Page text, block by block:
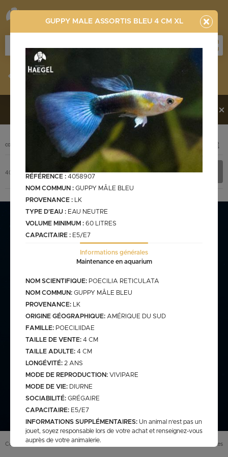
GUPPY MALE ASSORTIS BLEU 4 CM XL
RÉFÉRENCE : 4058907
NOM COMMUN : GUPPY MÂLE BLEU
PROVENANCE : LK
TYPE D'EAU : EAU NEUTRE
VOLUME MINIMUM : 60 LITRES
CAPACITAIRE : E5/E7
Informations générales
Maintenance en aquarium
NOM SCIENTIFIQUE: POECILIA RETICULATA
NOM COMMUN: GUPPY MÂLE BLEU
PROVENANCE: LK
ORIGINE GÉOGRAPHIQUE: AMÉRIQUE DU SUD
FAMILLE: POECILIIDAE
TAILLE DE VENTE: 4 CM
TAILLE ADULTE: 4 CM
LONGÉVITÉ: 2 ANS
MODE DE REPRODUCTION: VIVIPARE
MODE DE VIE: DIURNE
SOCIABILITÉ: GRÉGAIRE
CAPACITAIRE: E5/E7
INFORMATIONS SUPPLÉMENTAIRES: Un animal n'est pas un
jouet, soyez responsable lors de votre achat et renseignez-vous
auprès de votre animalerie.
Stocklist Recherche
Vous souhaitez en découvrir davantage ?Contactez-
nous !
FRANCO CUMULABLE AVEC LES POISSONS/ FRANCO
BACTERIES SEULES 100€
koï elv francais
carpe koi sur photo (a
retrouver sur le site
web)
elv pologne
Eau douce
CODE DÉSIGNATION
PHOTO
+ INFOS
4058907 GUPPY MALE ASSORTIS BLEU 4 cm XL
commande@haegel.fr
Conditions générales de vente (CGV) Mentions légales